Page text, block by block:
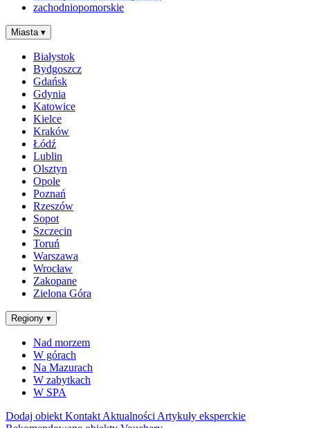
zachodniopomorskie
Miasta ▾
Białystok
Bydgoszcz
Gdańsk
Gdynia
Katowice
Kielce
Kraków
Łódź
Lublin
Olsztyn
Opole
Poznań
Rzeszów
Sopot
Szczecin
Toruń
Warszawa
Wrocław
Zakopane
Zielona Góra
Regiony ▾
Nad morzem
W górach
Na Mazurach
W zabytkach
W SPA
Dodaj obiekt Kontakt Aktualności Artykuły eksperckie